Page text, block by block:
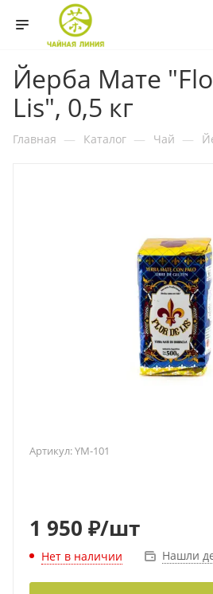
Йерба Мате
Lis", 0,5 кг
Главная — Каталог — Чай —
Артикул:YM-101
1 950 ₽/шт
Нет в наличии Нашли